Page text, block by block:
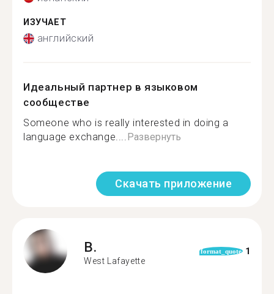
ИЗУЧАЕТ
английский
Идеальный партнер в языковом
сообществе
Someone who is really interested in doing a
language exchange....Развернуть
Скачать приложение
B.
West Lafayette
format_quote 1